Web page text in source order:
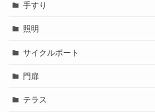
手すり
照明
サイクルポート
門扉
テラス